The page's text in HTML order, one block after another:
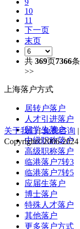
9
10
11
下一页
末页
共 369页7366条
>>
上海落户方式
居转户落户
人才引进落户
留学生落户
中级职称落户
高级职称落户
临港落户7转3
临港落户7转5
应届生落户
博士落户
特殊人才落户
其他落户
更多落户方式
关于我们|免费咨询 |
Copyright©2006-2024